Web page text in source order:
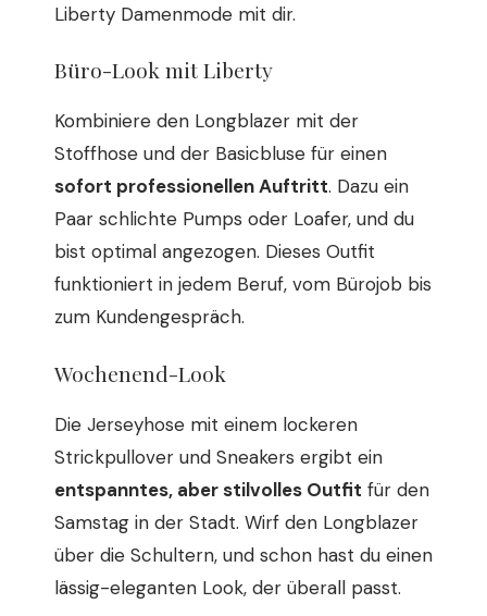
Liberty Damenmode mit dir.
Büro-Look mit Liberty
Kombiniere den Longblazer mit der
Stoffhose und der Basicbluse für einen
sofort professionellen Auftritt. Dazu ein
Paar schlichte Pumps oder Loafer, und du
bist optimal angezogen. Dieses Outfit
funktioniert in jedem Beruf, vom Bürojob bis
zum Kundengespräch.
Wochenend-Look
Die Jerseyhose mit einem lockeren
Strickpullover und Sneakers ergibt ein
entspanntes, aber stilvolles Outfit für den
Samstag in der Stadt. Wirf den Longblazer
über die Schultern, und schon hast du einen
lässig-eleganten Look, der überall passt.